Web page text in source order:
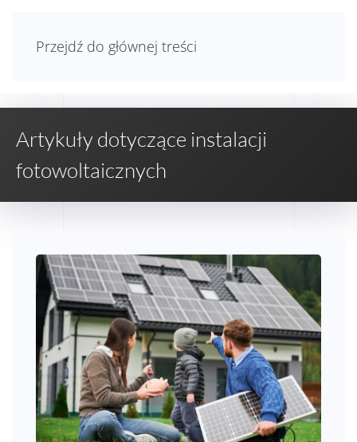
Przejdź do głównej treści
Artykuły dotyczące instalacji
fotowoltaicznych